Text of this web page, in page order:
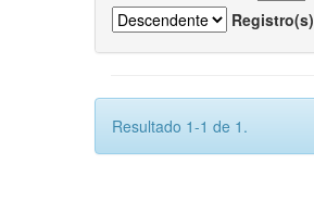
Registro(s)
Resultado 1-1 de 1.